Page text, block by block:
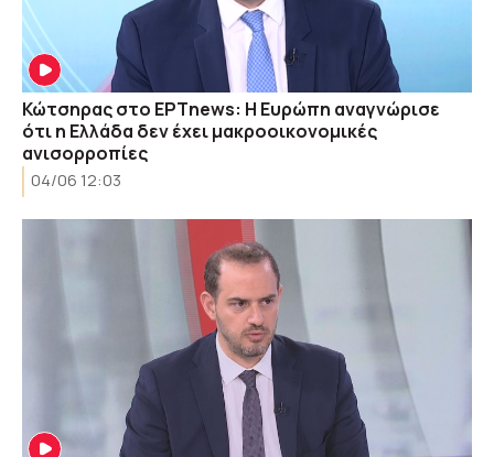
Κώτσηρας στο ΕΡΤnews: Η Ευρώπη αναγνώρισε
ότι η Ελλάδα δεν έχει μακροοικονομικές
ανισορροπίες
04/06 12:03